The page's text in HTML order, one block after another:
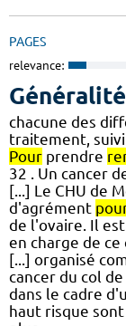
PAGES
relevance:
chacune des
traitement,
Pour prendre
32 . Un cancer
[...] Le CHU de
d'agrément
de l'ovaire. Il
en charge de
[...] organisé
cancer du col
dans le cadre
haut risque